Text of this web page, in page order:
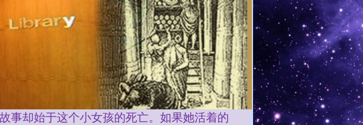
魂的人间之旅
助我们更好地理解前世，而理解这是我们灵
与某一世的人格自性（Personality）。
）在她只有两岁半的时候就去世了，你可能
事却始于这个小女孩的死亡。如果她活着的